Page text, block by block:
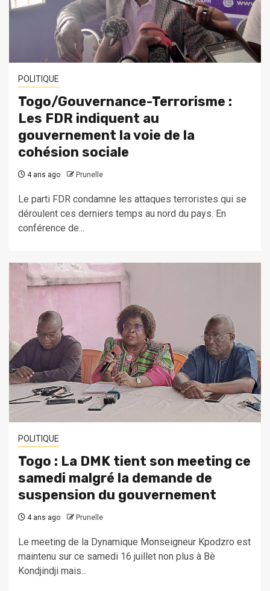
POLITIQUE
Togo/Gouvernance-Terrorisme :
Les FDR indiquent au
gouvernement la voie de la
cohésion sociale
4 ans ago Prunelle
Le parti FDR condamne les attaques terroristes qui se
déroulent ces derniers temps au nord du pays. En
conférence de...
POLITIQUE
Togo : La DMK tient son meeting ce
samedi malgré la demande de
suspension du gouvernement
4 ans ago Prunelle
Le meeting de la Dynamique Monseigneur Kpodzro est
maintenu sur ce samedi 16 juillet non plus à Bè
Kondjindji mais...